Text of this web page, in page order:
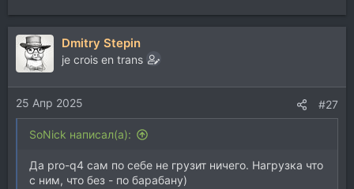
Dmitry Stepin
je crois en trans
25 Апр 2025 #27
SoNick написал(а):
Да pro-q4 сам по себе не грузит ничего. Нагрузка что
с ним, что без - по барабану)